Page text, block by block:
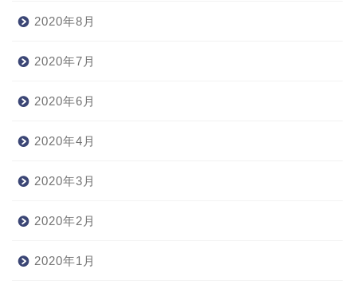
2020年8月
2020年7月
2020年6月
2020年4月
2020年3月
2020年2月
2020年1月